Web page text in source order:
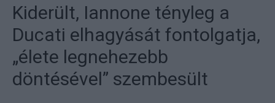
Kiderült, Iannone tényleg a
Ducati elhagyását fontolgatja,
„élete legnehezebb
döntésével” szembesült